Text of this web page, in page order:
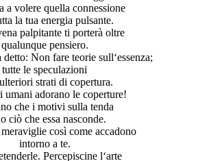
a volere quella connessione
la tua energia pulsante.
palpitante ti porterà oltre
qualunque pensiero.
Non fare teorie sull‘essenza;
tutte le speculazioni
strati di copertura.
umani adorano le coperture!
che i motivi sulla tenda
ciò che essa nasconde.
così come accadono
intorno a te.
Percepiscine l‘arte